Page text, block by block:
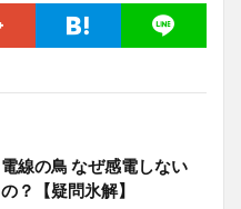
電線の鳥 なぜ感電しない
の？【疑問氷解】